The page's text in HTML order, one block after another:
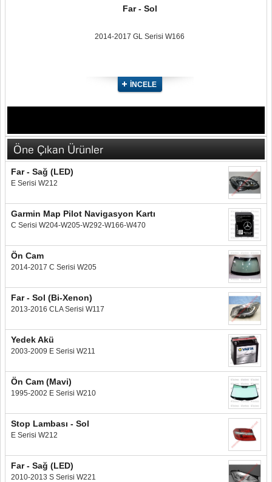
Far - Sol
2014-2017 GL Serisi W166
İNCELE
Öne Çıkan Ürünler
Far - Sağ (LED)
E Serisi W212
Garmin Map Pilot Navigasyon Kartı
C Serisi W204-W205-W292-W166-W470
Ön Cam
2014-2017 C Serisi W205
Far - Sol (Bi-Xenon)
2013-2016 CLA Serisi W117
Yedek Akü
2003-2009 E Serisi W211
Ön Cam (Mavi)
1995-2002 E Serisi W210
Stop Lambası - Sol
E Serisi W212
Far - Sağ (LED)
2010-2013 S Serisi W221